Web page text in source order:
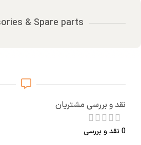
& Spare parts
نقد و بررسی مشتریان
0 نقد و بررسی